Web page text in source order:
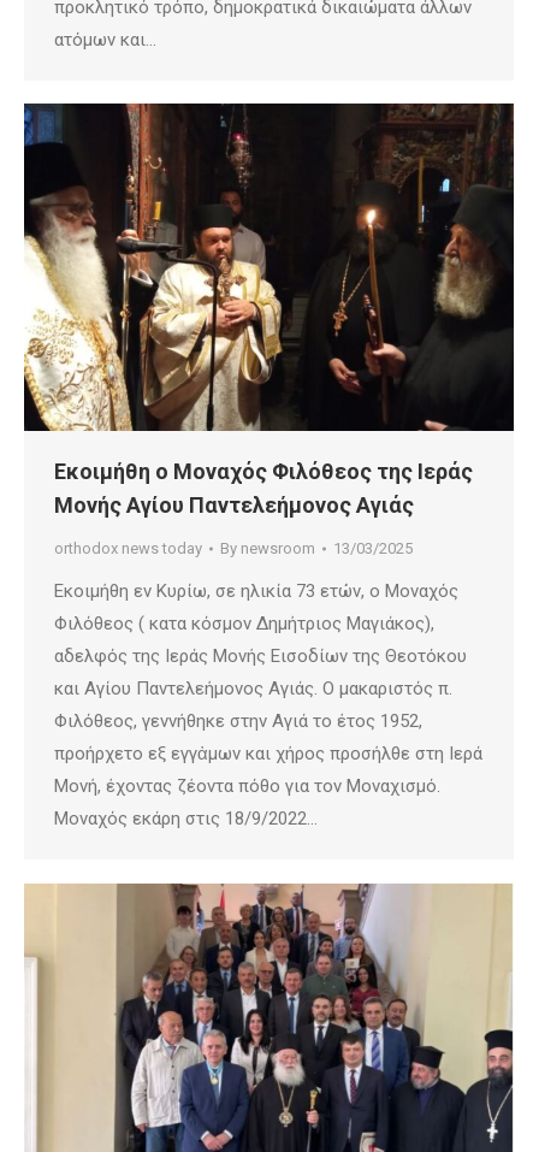
προκλητικό τρόπο, δημοκρατικά δικαιώματα άλλων
ατόμων και…
Εκοιμήθη ο Μοναχός Φιλόθεος της Ιεράς
Μονής Αγίου Παντελεήμονος Αγιάς
orthodox news today By newsroom 13/03/2025
Εκοιμήθη εν Κυρίω, σε ηλικία 73 ετών, ο Μοναχός
Φιλόθεος ( κατα κόσμον Δημήτριος Μαγιάκος),
αδελφός της Ιεράς Μονής Εισοδίων της Θεοτόκου
και Αγίου Παντελεήμονος Αγιάς. Ο μακαριστός π.
Φιλόθεος, γεννήθηκε στην Αγιά το έτος 1952,
προήρχετο εξ εγγἀμων και χήρος προσήλθε στη Ιερά
Μονή, έχοντας ζέοντα πόθο για τον Μοναχισμό.
Μοναχός εκάρη στις 18/9/2022…